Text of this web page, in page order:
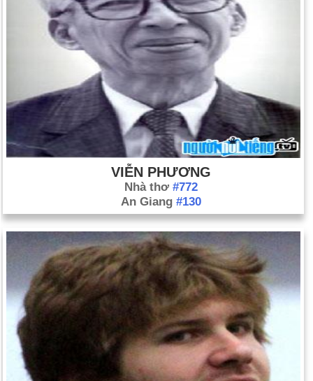
VIỄN PHƯƠNG
Nhà thơ #772
An Giang #130